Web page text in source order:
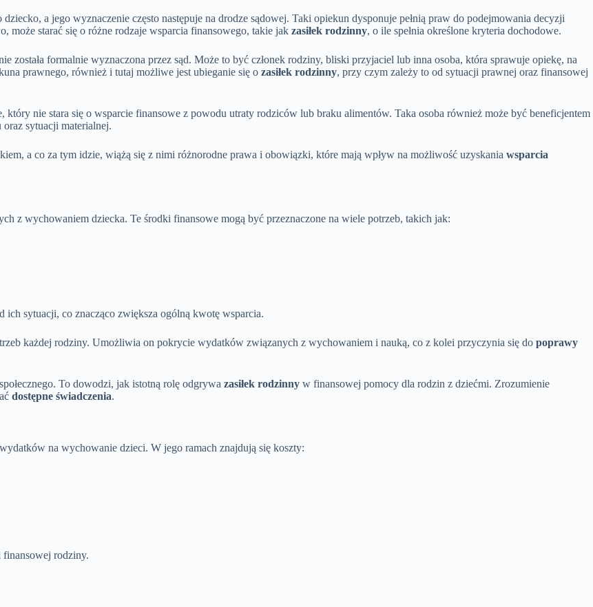
a jego wyznaczenie często następuje na drodze sądowej. Taki opiekun dysponuje pełnią praw do podejmowania decyzji
starać się o różne rodzaje wsparcia finansowego, takie jak zasiłek rodzinny, o ile spełnia określone kryteria dochodowe.
została formalnie wyznaczona przez sąd. Może to być członek rodziny, bliski przyjaciel lub inna osoba, która sprawuje opiekę, na
prawnego, również i tutaj możliwe jest ubieganie się o zasiłek rodzinny, przy czym zależy to od sytuacji prawnej oraz finansowej
który nie stara się o wsparcie finansowe z powodu utraty rodziców lub braku alimentów. Taka osoba również może być beneficjentem
sytuacji materialnej.
a co za tym idzie, wiążą się z nimi różnorodne prawa i obowiązki, które mają wpływ na możliwość uzyskania wsparcia
z wychowaniem dziecka. Te środki finansowe mogą być przeznaczone na wiele potrzeb, takich jak:
ich sytuacji, co znacząco zwiększa ogólną kwotę wsparcia.
każdej rodziny. Umożliwia on pokrycie wydatków związanych z wychowaniem i nauką, co z kolei przyczynia się do poprawy
To dowodzi, jak istotną rolę odgrywa zasiłek rodzinny w finansowej pomocy dla rodzin z dziećmi. Zrozumienie
dostępne świadczenia.
na wychowanie dzieci. W jego ramach znajdują się koszty:
finansowej rodziny.